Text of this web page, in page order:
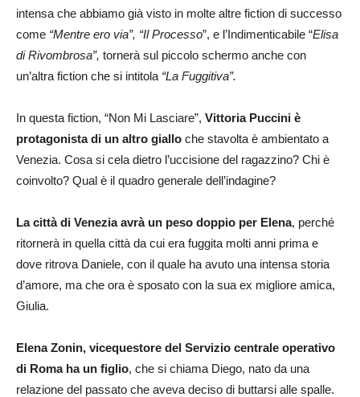
intensa che abbiamo già visto in molte altre fiction di successo
come “Mentre ero via”, “Il Processo”, e l’Indimenticabile “Elisa
di Rivombrosa”, tornerà sul piccolo schermo anche con
un’altra fiction che si intitola “La Fuggitiva”.
In questa fiction, “Non Mi Lasciare”, Vittoria Puccini è
protagonista di un altro giallo che stavolta è ambientato a
Venezia. Cosa si cela dietro l’uccisione del ragazzino? Chi è
coinvolto? Qual è il quadro generale dell’indagine?
La città di Venezia avrà un peso doppio per Elena, perché
ritornerà in quella città da cui era fuggita molti anni prima e
dove ritrova Daniele, con il quale ha avuto una intensa storia
d’amore, ma che ora è sposato con la sua ex migliore amica,
Giulia.
Elena Zonin, vicequestore del Servizio centrale operativo
di Roma ha un figlio, che si chiama Diego, nato da una
relazione del passato che aveva deciso di buttarsi alle spalle.